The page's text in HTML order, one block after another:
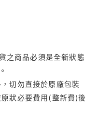
之商品必須是全新狀態
切勿直接於原廠包裝
狀必要費用(整新費)後